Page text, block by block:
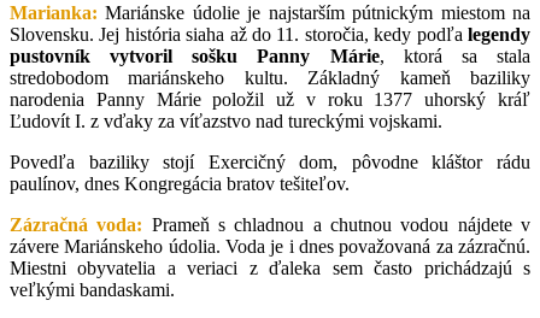
Marianka: Mariánske údolie je najstarším pútnickým miestom na
Slovensku. Jej história siaha až do 11. storočia, kedy podľa legendy
pustovník vytvoril sošku Panny Márie, ktorá sa stala
stredobodom mariánskeho kultu. Základný kameň baziliky
narodenia Panny Márie položil už v roku 1377 uhorský kráľ
Ľudovít I. z vďaky za víťazstvo nad tureckými vojskami.
Povedľa baziliky stojí Exercičný dom, pôvodne kláštor rádu
paulínov, dnes Kongregácia bratov tešiteľov.
Zázračná voda: Prameň s chladnou a chutnou vodou nájdete v
závere Mariánskeho údolia. Voda je i dnes považovaná za zázračnú.
Miestni obyvatelia a veriaci z ďaleka sem často prichádzajú s
veľkými bandaskami.